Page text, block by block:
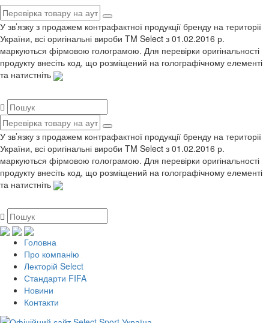
У зв’язку з продажем контрафактної продукції бренду на території
України, всі оригінальні вироби TM Select з 01.02.2016 р.
маркуються фірмовою голограмою. Для перевірки оригінальності
продукту внесіть код, що розміщений на голографічному елементі
та натистніть
У зв’язку з продажем контрафактної продукції бренду на території
України, всі оригінальні вироби TM Select з 01.02.2016 р.
маркуються фірмовою голограмою. Для перевірки оригінальності
продукту внесіть код, що розміщений на голографічному елементі
та натистніть
Головна
Про компанiю
Лекторій Select
Стандарти FIFA
Новини
Контакти